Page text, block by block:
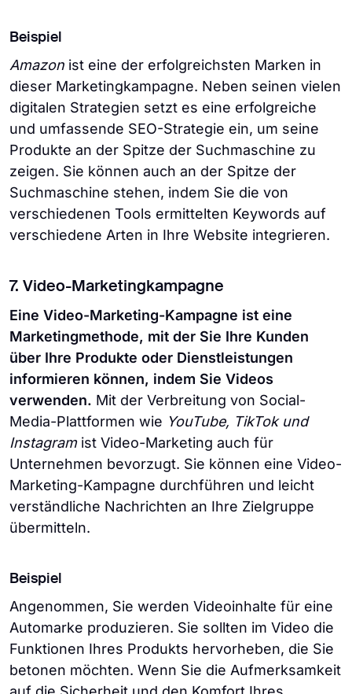
Beispiel
Amazon ist eine der erfolgreichsten Marken in
dieser Marketingkampagne. Neben seinen vielen
digitalen Strategien setzt es eine erfolgreiche
und umfassende SEO-Strategie ein, um seine
Produkte an der Spitze der Suchmaschine zu
zeigen. Sie können auch an der Spitze der
Suchmaschine stehen, indem Sie die von
verschiedenen Tools ermittelten Keywords auf
verschiedene Arten in Ihre Website integrieren.
7. ⁠Video-Marketingkampagne
Eine Video-Marketing-Kampagne ist eine
Marketingmethode, mit der Sie Ihre Kunden
über Ihre Produkte oder Dienstleistungen
informieren können, indem Sie Videos
verwenden. Mit der Verbreitung von Social-
Media-Plattformen wie YouTube, TikTok und
Instagramist Video-Marketing auch für
Unternehmen bevorzugt. Sie können eine Video-
Marketing-Kampagne durchführen und leicht
verständliche Nachrichten an Ihre Zielgruppe
übermitteln.
Beispiel
Angenommen, Sie werden Videoinhalte für eine
Automarke produzieren. Sie sollten im Video die
Funktionen Ihres Produkts hervorheben, die Sie
betonen möchten. Wenn Sie die Aufmerksamkeit